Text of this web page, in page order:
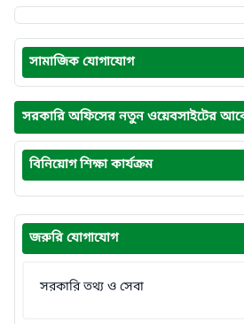
সামাজিক যোগাযোগ
সরকারি অফিসের নতুন ওয়েবসাইটের
বিনিয়োগ শিক্ষা কার্যক্রম
জরুরি যোগাযোগ
সরকারি তথ্য ও সেবা